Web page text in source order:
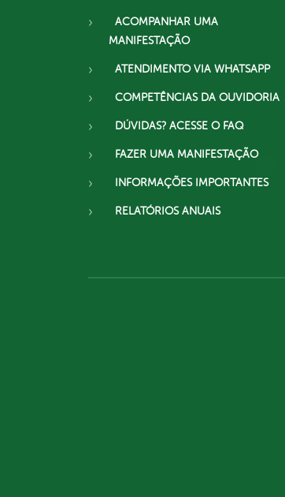
ACOMPANHAR UMA
MANIFESTAÇÃO
ATENDIMENTO VIA WHATSAPP
COMPETÊNCIAS DA OUVIDORIA
DÚVIDAS? ACESSE O FAQ
FAZER UMA MANIFESTAÇÃO
INFORMAÇÕES IMPORTANTES
RELATÓRIOS ANUAIS